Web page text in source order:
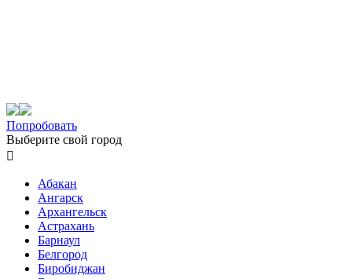
Попробовать
Выберите свой город

Абакан
Ангарск
Архангельск
Астрахань
Барнаул
Белгород
Биробиджан